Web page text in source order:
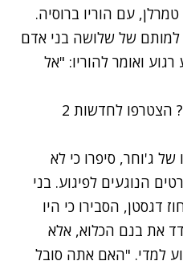
עם הוריו ברוסיה.
של שלושה בני אדם
ואומר להוריו: "אל
רוצים לקבל עדכונים נוספים? הצטרפו לחדשות 2
של ג'וחר, סיפרו כי לא
הנוגעים לפיגוע. בני
דגסטן, הסבירו כי היו
את בנם הכלוא, אלא
למדי. "האם אתה סובל